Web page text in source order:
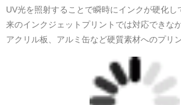
小説 [弛まぬ言霊] 挿画&グッズカタログ
<デザイン画集:Comics Style Version.>
＜著者:挿画作成＞ 凛々風 猛 -リリカゼタ
日本語版: https://amzn.asia/d/fxD6D5U
小説 [弛まぬ言霊] <挿画:スケッチ&塗り絵
-挿画デザイン画集&グッズカタログ-
UV光を照射することで瞬時にインクが硬化し
来のインクジェットプリントでは対応できな
アクリル板、アルミ缶など硬質素材へのプリ